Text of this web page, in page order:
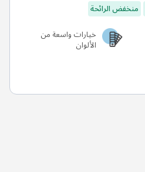
منخفض الرائحة
خيارات واسعة من
الألوان